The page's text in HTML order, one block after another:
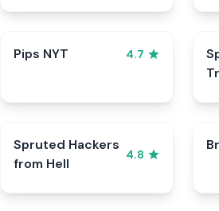
Pips NYT 4.7
Spruted Hackers
from Hell
4.8